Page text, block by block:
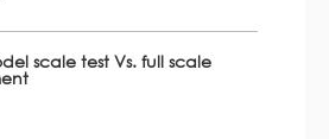
scale test Vs. full scale